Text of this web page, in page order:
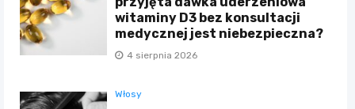
witaminy D3 bez konsultacji
medycznej jest niebezpieczna?
4 sierpnia 2026
Włosy